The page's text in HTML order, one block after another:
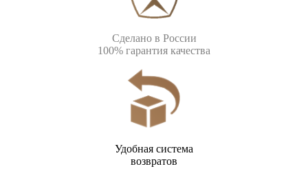
Сделано в России
100% гарантия качества
Удобная система
возвратов